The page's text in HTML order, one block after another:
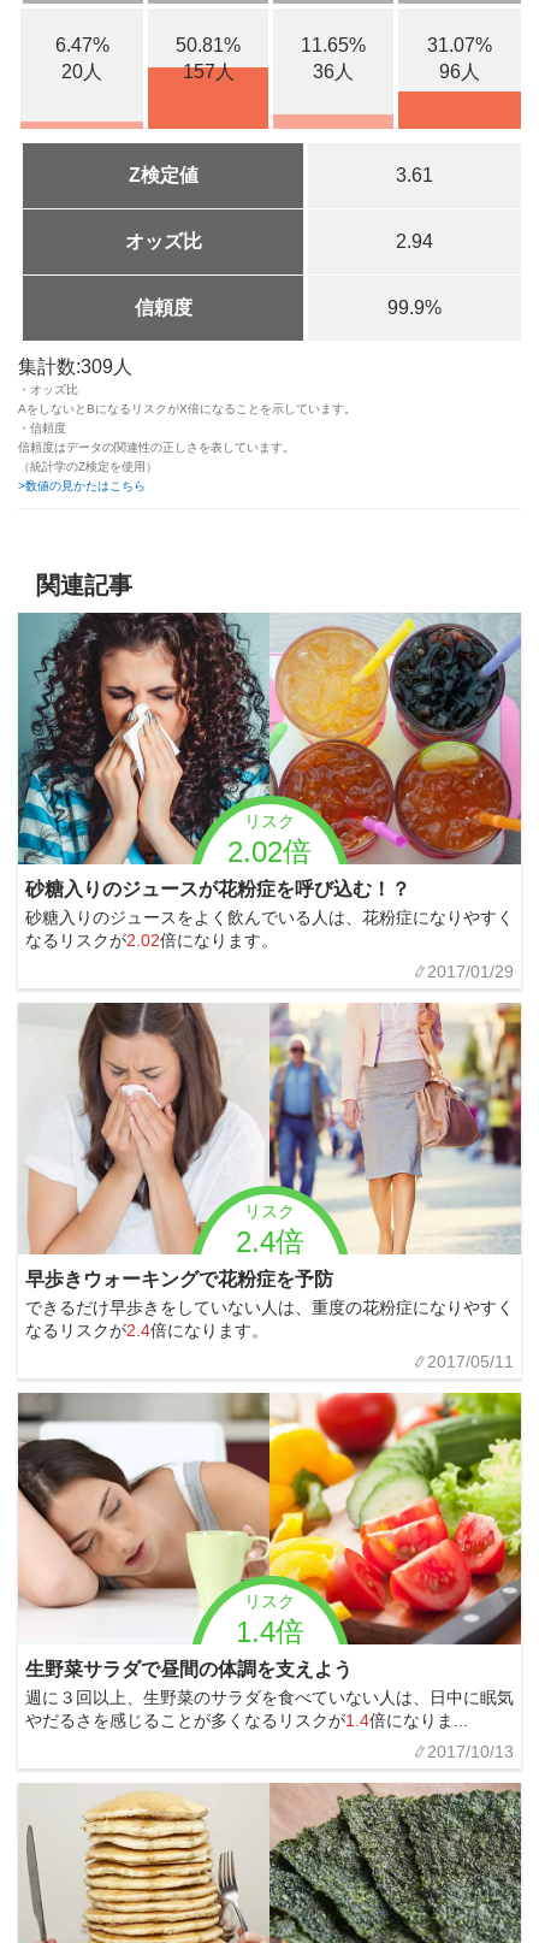
6.47%
20人
50.81%
157人
11.65%
36人
31.07%
96人
Z検定値 3.61
オッズ比 2.94
信頼度 99.9%
集計数:309人
・オッズ比
AをしないとBになるリスクがX倍になることを示しています。
・信頼度
信頼度はデータの関連性の正しさを表しています。
（統計学のZ検定を使用）
>数値の見かたはこちら
関連記事
リスク
2.02倍
砂糖入りのジュースが花粉症を呼び込む！？
砂糖入りのジュースをよく飲んでいる人は、花粉症になりやすく
なるリスクが2.02倍になります。
2017/01/29
リスク
2.4倍
早歩きウォーキングで花粉症を予防
できるだけ早歩きをしていない人は、重度の花粉症になりやすく
なるリスクが2.4倍になります。
2017/05/11
リスク
1.4倍
生野菜サラダで昼間の体調を支えよう
週に３回以上、生野菜のサラダを食べていない人は、日中に眠気
やだるさを感じることが多くなるリスクが1.4倍になりま...
2017/10/13